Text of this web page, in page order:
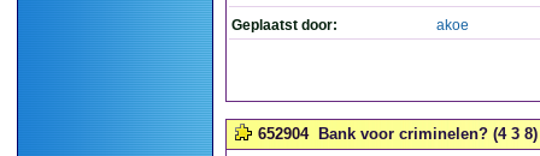
Geplaatst door: akoe
652904 Bank voor criminelen? (4 3 8)